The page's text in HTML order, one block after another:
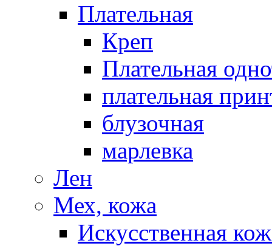
Плательная
Креп
Плательная
плательная
блузочная
марлевка
Лен
Мех, кожа
Искусственная